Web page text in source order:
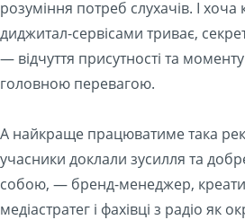
розуміння потреб слухачів. І хоча
диджитал-сервісами триває,
— відчуття присутності та
головною перевагою.
А найкраще працюватиме така
учасники доклали зусилля та
собою, — бренд-менеджер,
медіастратег і фахівці з радіо як